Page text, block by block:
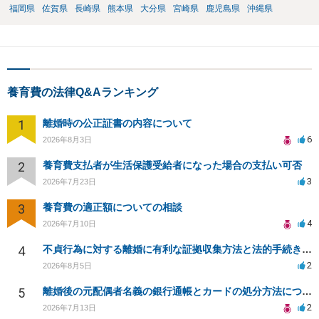
福岡県
佐賀県 長崎県 熊本県 大分県 宮崎県 鹿児島県 沖縄県
養育費の法律Q&Aランキング
1 離婚時の公正証書の内容について
2026年8月3日 6
2 養育費支払者が生活保護受給者になった場合の支払い可否
2026年7月23日 3
3 養育費の適正額についての相談
2026年7月10日 4
4 不貞行為に対する離婚に有利な証拠収集方法と法的手続きについて
2026年8月5日 2
5 離婚後の元配偶者名義の銀行通帳とカードの処分方法について
2026年7月13日 2